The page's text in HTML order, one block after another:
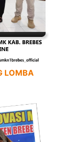
LOMBA